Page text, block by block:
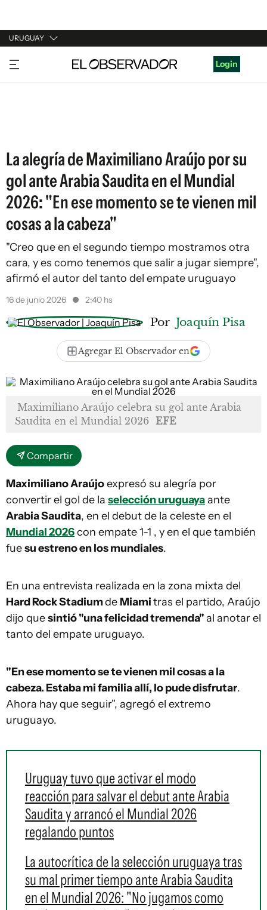
URUGUAY
URUGUAY
ARGENTINA
Login
La alegría de Maximiliano Araújo por su
gol ante Arabia Saudita en el Mundial
2026: "En ese momento se te vienen mil
cosas a la cabeza"
"Creo que en el segundo tiempo mostramos otra
cara, y es como tenemos que salir a jugar siempre",
afirmó el autor del tanto del empate uruguayo
16 de junio 2026 2:40 hs
Por Joaquín Pisa
Agregar El Observador en
Maximiliano Araújo celebra su gol ante Arabia
Saudita en el Mundial 2026 EFE
Compartir
Maximiliano Araújoexpresó su alegría por
convertir el gol de la selección uruguayaante
Arabia Saudita, en el debut de la celeste en el
Mundial 2026con empate 1-1 , y en el que también
fuesu estreno en los mundiales.
En una entrevista realizada en la zona mixta del
Hard Rock Stadiumde Miamitras el partido, Araújo
dijo quesintió "una felicidad tremenda"al anotar el
tanto del empate uruguayo.
"En ese momento se te vienen mil cosas a la
cabeza. Estaba mi familia allí, lo pude disfrutar.
Ahora hay que seguir", agregó el extremo
uruguayo.
Uruguay tuvo que activar el modo
reacción para salvar el debut ante Arabia
Saudita y arrancó el Mundial 2026
regalando puntos
La autocrítica de la selección uruguaya tras
su mal primer tiempo ante Arabia Saudita
en el Mundial 2026: "No jugamos como